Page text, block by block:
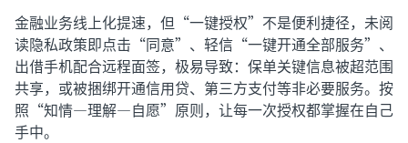
金融业务线上化提速，但“一键授权”不是便利捷径，未阅
读隐私政策即点击“同意”、轻信“一键开通全部服务”、
出借手机配合远程面签，极易导致：保单关键信息被超范围
共享，或被捆绑开通信用贷、第三方支付等非必要服务。按
照“知情—理解—自愿”原则，让每一次授权都掌握在自己
手中。